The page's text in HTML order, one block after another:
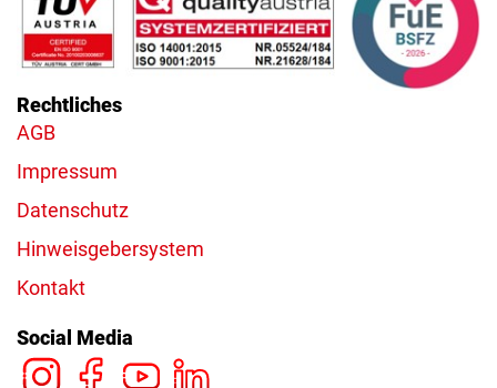
Rechtliches
AGB
Impressum
Datenschutz
Hinweisgebersystem
Kontakt
Social Media